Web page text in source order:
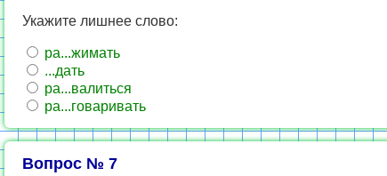
Укажите лишнее слово:
ра...жимать
...дать
ра...валиться
ра...говаривать
Вопрос № 7